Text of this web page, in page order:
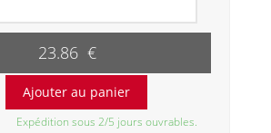
23.86 €
Expédition sous 2/5 jours ouvrables.